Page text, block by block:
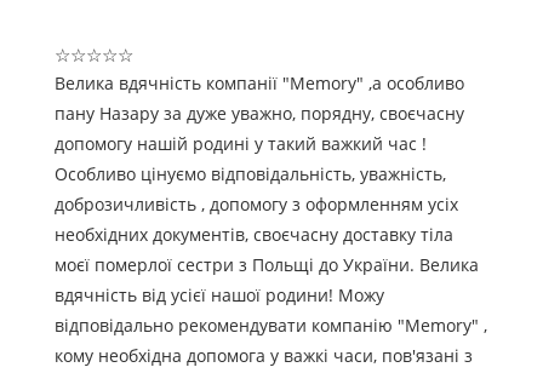
☆☆☆☆☆
Велика вдячність компанії "Memory" ,а особливо
пану Назару за дуже уважно, порядну, своєчасну
допомогу нашій родині у такий важкий час !
Особливо цінуємо відповідальність, уважність,
доброзичливість , допомогу з оформленням усіх
необхідних документів, своєчасну доставку тіла
моєї померлої сестри з Польщі до України. Велика
вдячність від усієї нашої родини! Можу
відповідально рекомендувати компанію "Memory" ,
кому необхідна допомога у важкі часи, пов'язані з